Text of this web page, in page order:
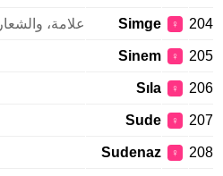
204
♀
Simge علامة، والشعار
205
♀
Sinem
206
♀
Sıla
207
♀
Sude
208
♀
Sudenaz